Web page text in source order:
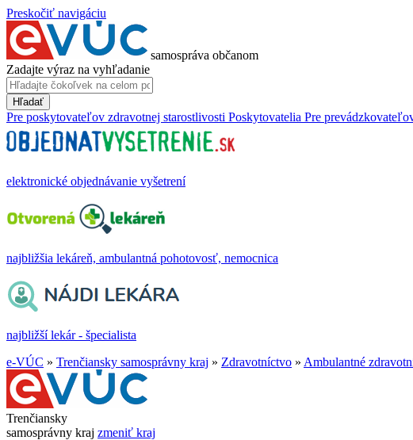
Preskočiť navigáciu
samospráva občanom
Zadajte výraz na vyhľadanie
Hľadať
Pre poskytovateľov zdravotnej starostlivosti Poskytovatelia Pre
elektronické objednávanie vyšetrení
najbližšia lekáreň, ambulantná pohotovosť, nemocnica
najbližší lekár - špecialista
e-VÚC » Trenčiansky samosprávny kraj » Zdravotníctvo » Ambulantné
Trenčiansky
samosprávny kraj zmeniť kraj